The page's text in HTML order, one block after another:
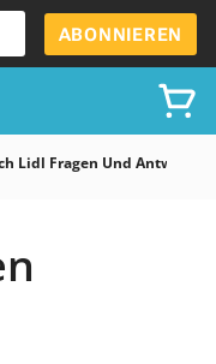
ABONNIEREN
Lidl Fragen Und Antworten